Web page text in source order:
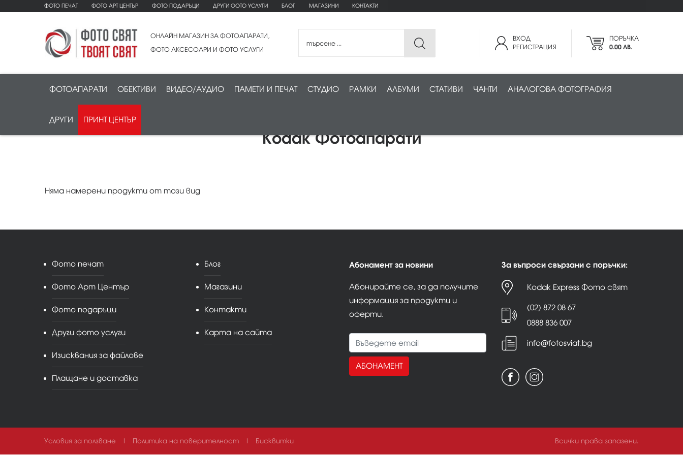
ФОТО ПЕЧАТ ФОТО АРТ ЦЕНТЪР ФОТО ПОДАРЪЦИ ДРУГИ ФОТО УСЛУГИ БЛОГ МАГАЗИНИ КОНТАКТИ
ОНЛАЙН МАГАЗИН ЗА ФОТОАПАРАТИ,
ФОТО АКСЕСОАРИ И ФОТО УСЛУГИ
ВХОД
РЕГИСТРАЦИЯ
ПОРЪЧКА
0.00 ЛВ.
ФОТОАПАРАТИ ОБЕКТИВИ ВИДЕО/АУДИО ПАМЕТИ И ПЕЧАТ СТУДИО РАМКИ АЛБУМИ СТАТИВИ ЧАНТИ АНАЛОГОВА ФОТОГРАФИЯ
ДРУГИ ПРИНТ ЦЕНТЪР
Kodak Фотоапарати
Няма намерени продукти от този вид
Фото печат
Фото Арт Център
Фото подаръци
Други фото услуги
Изисквания за файлове
Плащане и доставка
Блог
Магазини
Контакти
Карта на сайта
Абонамент за новини
Абонирайте се, за да получите
информация за продукти и
оферти.
АБОНАМЕНТ
За въпроси свързани с поръчки:
Kodak Express Фото свят
(02) 872 08 67
0888 836 007
info@fotosviat.bg
Условия за ползване Политика на поверителност Бисквитки Всички права запазени.